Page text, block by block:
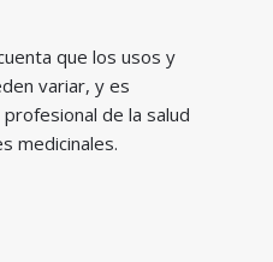
que los usos y
variar, y es
de la salud
medicinales.